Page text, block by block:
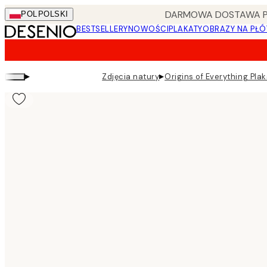
Skip
to
main
POL POLSKI DARMOWA DOSTAWA
BESTSELLERYNOWOŚCIPLAKATYOBRAZY NA
▸ Zdjęcia natury▸Origins of Everything